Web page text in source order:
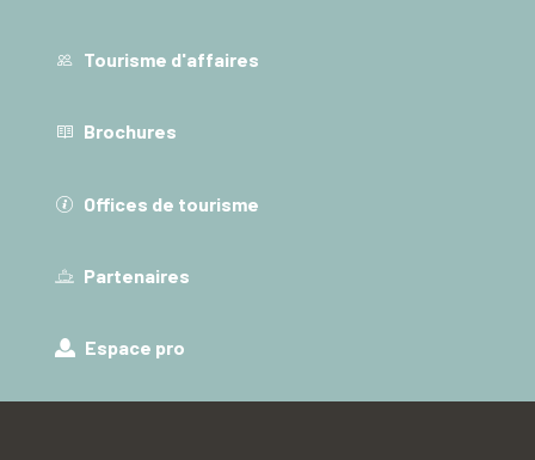
Tourisme d'affaires
Brochures
Offices de tourisme
Partenaires
Espace pro